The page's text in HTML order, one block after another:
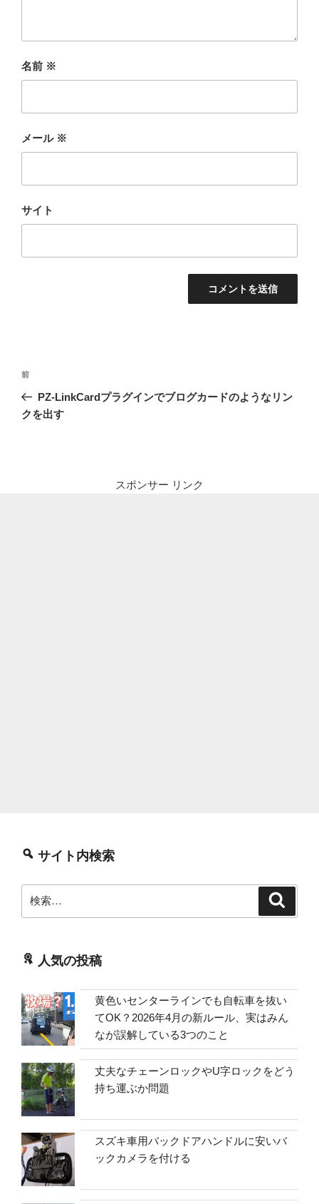
名前 ※
メール ※
サイト
投
ナ
前
の
投
前
PZ-LinkCardプラグインでブログカードのようなリン
クを出す
スポンサー リンク
サイト内検索
索:
人気の投稿
黄色いセンターラインでも自転車を抜い
てOK？2026年4月の新ルール、実はみん
なが誤解している3つのこと
丈夫なチェーンロックやU字ロックをどう
持ち運ぶか問題
スズキ車用バックドアハンドルに安いバ
ックカメラを付ける